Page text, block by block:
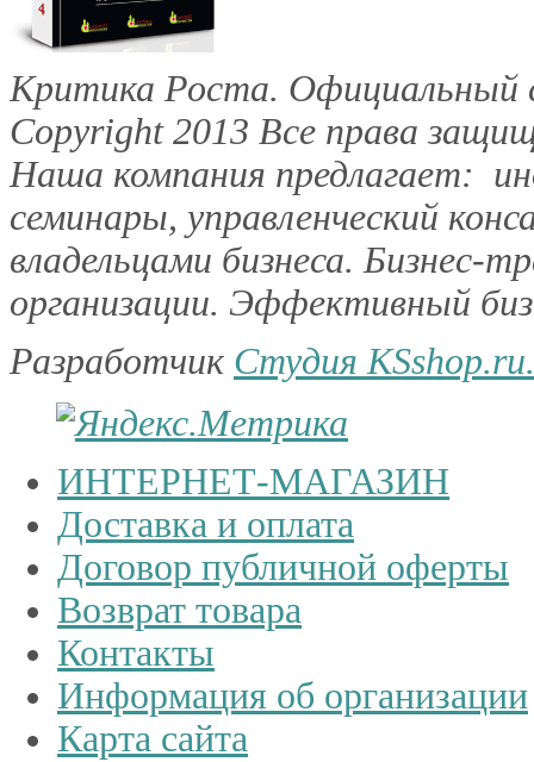
Критика Роста. Официальный
Copyright 2013 Все права
Наша компания предлагает:
семинары, управленческий
владельцами бизнеса. Бизнес-
организации. Эффективный
Разработчик Студия KSshop.ru.
ИНТЕРНЕТ-МАГАЗИН
Доставка и оплата
Договор публичной оферты
Возврат товара
Контакты
Информация об организации
Карта сайта